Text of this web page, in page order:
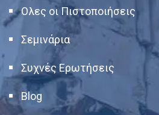
Ολες οι Πιστοποιήσεις
Σεμινάρια
Συχνές Ερωτήσεις
Blog